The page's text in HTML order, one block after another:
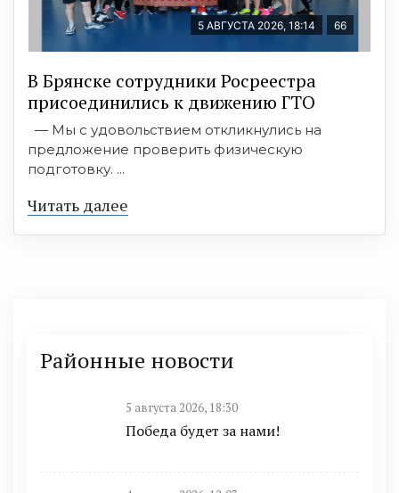
5 АВГУСТА 2026, 18:14 66
В Брянске сотрудники Росреестра
присоединились к движению ГТО
— Мы с удовольствием откликнулись на
предложение проверить физическую
подготовку. ...
Читать далее
Районные новости
5 августа 2026, 18:30
Победа будет за нами!